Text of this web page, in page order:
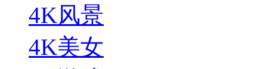
4K风景
4K美女